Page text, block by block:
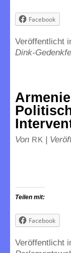
Facebook
Veröffentlicht
Dink-
Von RK |
Teilen mit:
Facebook
Veröffentlicht